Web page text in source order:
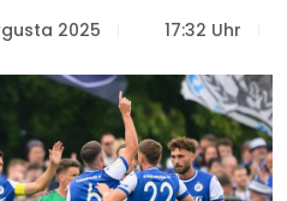
2025 17:32 Uhr